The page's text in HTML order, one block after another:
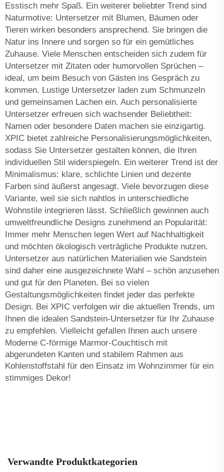
Esstisch mehr Spaß. Ein weiterer beliebter Trend sind
Naturmotive: Untersetzer mit Blumen, Bäumen oder
Tieren wirken besonders ansprechend. Sie bringen die
Natur ins Innere und sorgen so für ein gemütliches
Zuhause. Viele Menschen entscheiden sich zudem für
Untersetzer mit Zitaten oder humorvollen Sprüchen –
ideal, um beim Besuch von Gästen ins Gespräch zu
kommen. Lustige Untersetzer laden zum Schmunzeln
und gemeinsamen Lachen ein. Auch personalisierte
Untersetzer erfreuen sich wachsender Beliebtheit:
Namen oder besondere Daten machen sie einzigartig.
XPIC bietet zahlreiche Personalisierungsmöglichkeiten,
sodass Sie Untersetzer gestalten können, die Ihren
individuellen Stil widerspiegeln. Ein weiterer Trend ist der
Minimalismus: klare, schlichte Linien und dezente
Farben sind äußerst angesagt. Viele bevorzugen diese
Variante, weil sie sich nahtlos in unterschiedliche
Wohnstile integrieren lässt. Schließlich gewinnen auch
umweltfreundliche Designs zunehmend an Popularität:
Immer mehr Menschen legen Wert auf Nachhaltigkeit
und möchten ökologisch verträgliche Produkte nutzen.
Untersetzer aus natürlichen Materialien wie Sandstein
sind daher eine ausgezeichnete Wahl – schön anzusehen
und gut für den Planeten. Bei so vielen
Gestaltungsmöglichkeiten findet jeder das perfekte
Design. Bei XPIC verfolgen wir die aktuellen Trends, um
Ihnen die idealen Sandstein-Untersetzer für Ihr Zuhause
zu empfehlen. Vielleicht gefallen Ihnen auch unsere
Moderne C-förmige Marmor-Couchtisch mit
abgerundeten Kanten und stabilem Rahmen aus
Kohlenstoffstahl für den Einsatz im Wohnzimmer für ein
stimmiges Dekor!
Verwandte Produktkategorien